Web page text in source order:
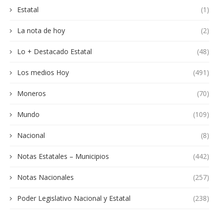
Estatal (1)
La nota de hoy (2)
Lo + Destacado Estatal (48)
Los medios Hoy (491)
Moneros (70)
Mundo (109)
Nacional (8)
Notas Estatales – Municipios (442)
Notas Nacionales (257)
Poder Legislativo Nacional y Estatal (238)